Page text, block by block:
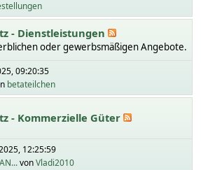
- Dienstleistungen
oder gewerbsmäßigen Angebote.
09:20:35
betateilchen
- Kommerzielle Güter
12:25:59
vonVladi2010